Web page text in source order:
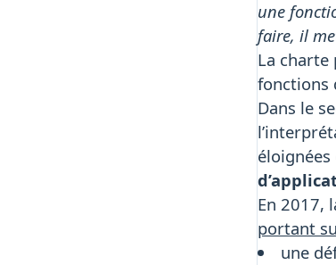
une
faire, il
La
fonctions
Dans le
En 2017,
portant
une